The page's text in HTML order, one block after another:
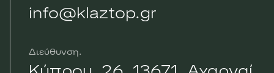
info@klaztop.gr
Διεύθυνση